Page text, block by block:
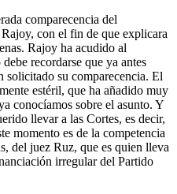
comparecencia del
con el fin de que explicara
Rajoy ha acudido al
recordarse que ya antes
solicitado su comparecencia. El
estéril, que ha añadido muy
conocíamos sobre el asunto. Y
llevar a las Cortes, es decir,
momento es de la competencia
del juez Ruz, que es quien lleva
irregular del Partido